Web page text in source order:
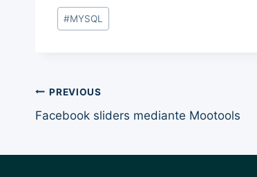
Post
Tags:
#MYSQL
Post
navigation
PREVIOUS
Facebook sliders mediante Mootools